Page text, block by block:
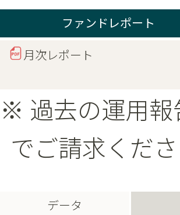
ファンドレポート
月次レポート
※ 過去の運用報
でご請求くださ
データ